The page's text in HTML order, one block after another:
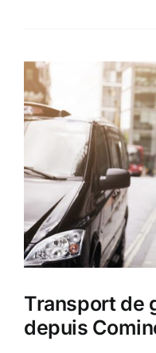
Transport de
depuis